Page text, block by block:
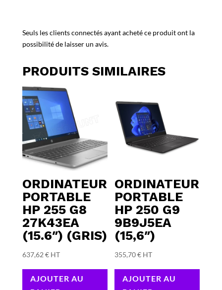
Seuls les clients connectés ayant acheté ce produit ont la
possibilité de laisser un avis.
PRODUITS SIMILAIRES
ORDINATEUR
PORTABLE
HP 255 G8
27K43EA
(15.6″) (GRIS)
637,62 € HT
AJOUTER AU
ORDINATEUR
PORTABLE
HP 250 G9
9B9J5EA
(15,6″)
355,70€ HT
AJOUTER AU